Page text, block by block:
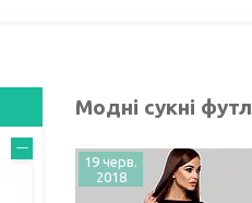
Модні сукні
19 черв.
2018